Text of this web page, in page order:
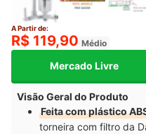
A Partir de:
R$ 119,90 Médio
Mercado Livre
Visão Geral do Produto
Feita com plástico
torneira com filtro da